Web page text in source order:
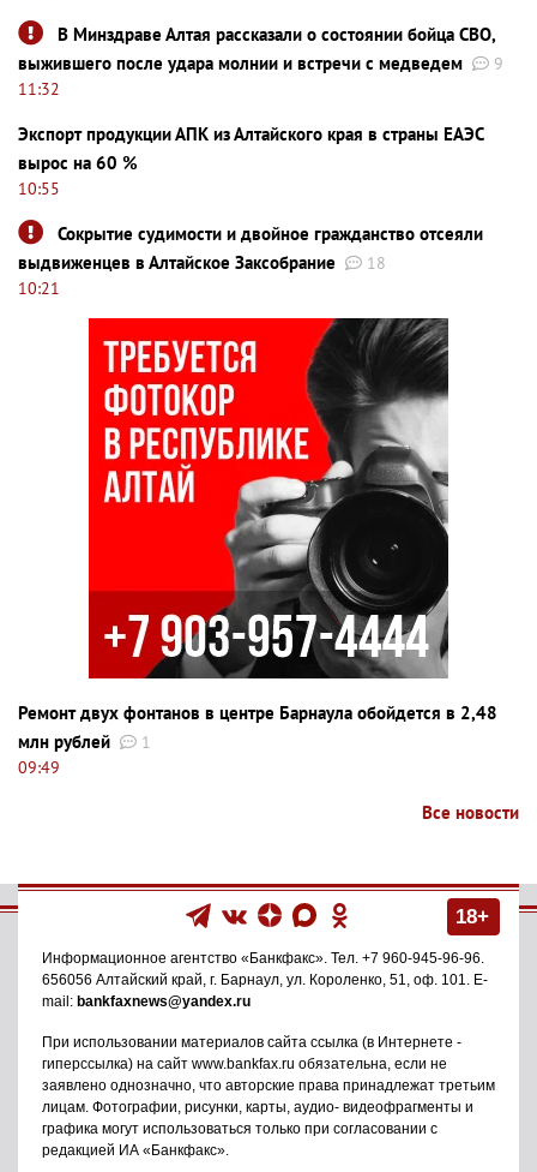
В Минздраве Алтая рассказали о состоянии бойца СВО,
выжившего после удара молнии и встречи с медведем
9
11:32
Экспорт продукции АПК из Алтайского края в страны ЕАЭС
вырос на 60 %
10:55
Сокрытие судимости и двойное гражданство отсеяли
выдвиженцев в Алтайское Заксобрание
18
10:21
Ремонт двух фонтанов в центре Барнаула обойдется в 2,48
млн рублей
1
09:49
Все новости
18+
Информационное агентство «Банкфакс» . Тел. +7 960-945-96-96
656056 Алтайский край, г. Барнаул ул. Короленко, 51, оф. 101
. E-
mail: bankfaxnews@yandex.ru
При использовании материалов сайта ссылка (в Интернете -
гиперссылка) на сайт www.bankfax.ru обязательна, если не
заявлено однозначно, что авторские права принадлежат третьим
лицам. Фотографии, рисунки, карты, аудио- видеофрагменты и
графика могут использоваться только при согласовании с
редакцией ИА «Банкфакс».